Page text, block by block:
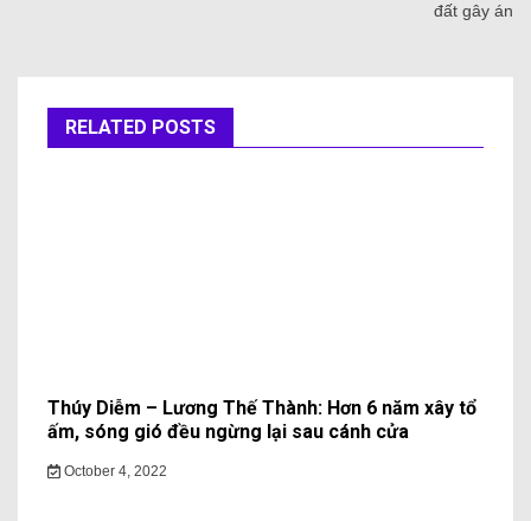
đất gây án
RELATED POSTS
Thúy Diễm – Lương Thế Thành: Hơn 6 năm xây tổ
ấm, sóng gió đều ngừng lại sau cánh cửa
October 4, 2022